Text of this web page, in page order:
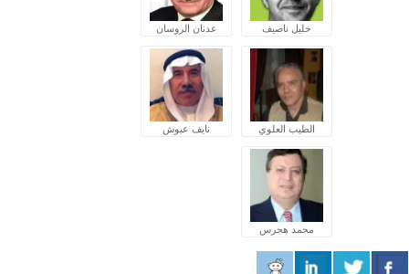
خليل ناصيف عدنان الروسان
الطيب العلوي نايف عبوش
محمد هجرس